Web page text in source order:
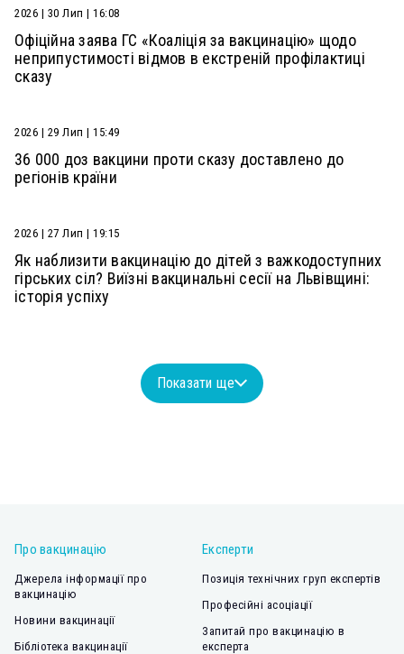
2026 | 30 Лип | 16:08
Офіційна заява ГС «Коаліція за вакцинацію» щодо
неприпустимості відмов в екстреній профілактиці
сказу
2026 | 29 Лип | 15:49
36 000 доз вакцини проти сказу доставлено до
регіонів країни
2026 | 27 Лип | 19:15
Як наблизити вакцинацію до дітей з важкодоступних
гірських сіл? Виїзні вакцинальні сесії на Львівщині:
історія успіху
Показати ще
Про вакцинацію
Джерела інформації про
вакцинацію
Новини вакцинації
Бібліотека вакцинації
Експерти
Позиція технічних груп експертів
Професійні асоціації
Запитай про вакцинацію в
експерта